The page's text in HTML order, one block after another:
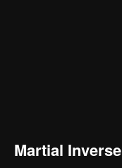
Martial Inverse